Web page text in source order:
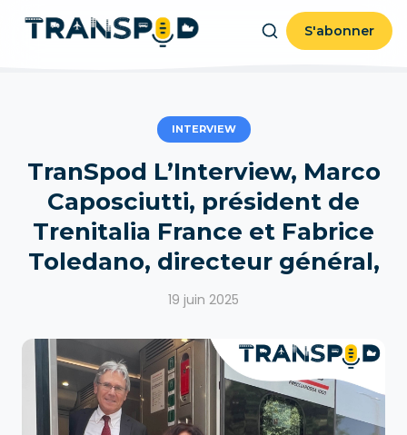
S'abonner
INTERVIEW
TranSpod L’Interview, Marco
Caposciutti, président de
Trenitalia France et Fabrice
Toledano, directeur général,
19 juin 2025